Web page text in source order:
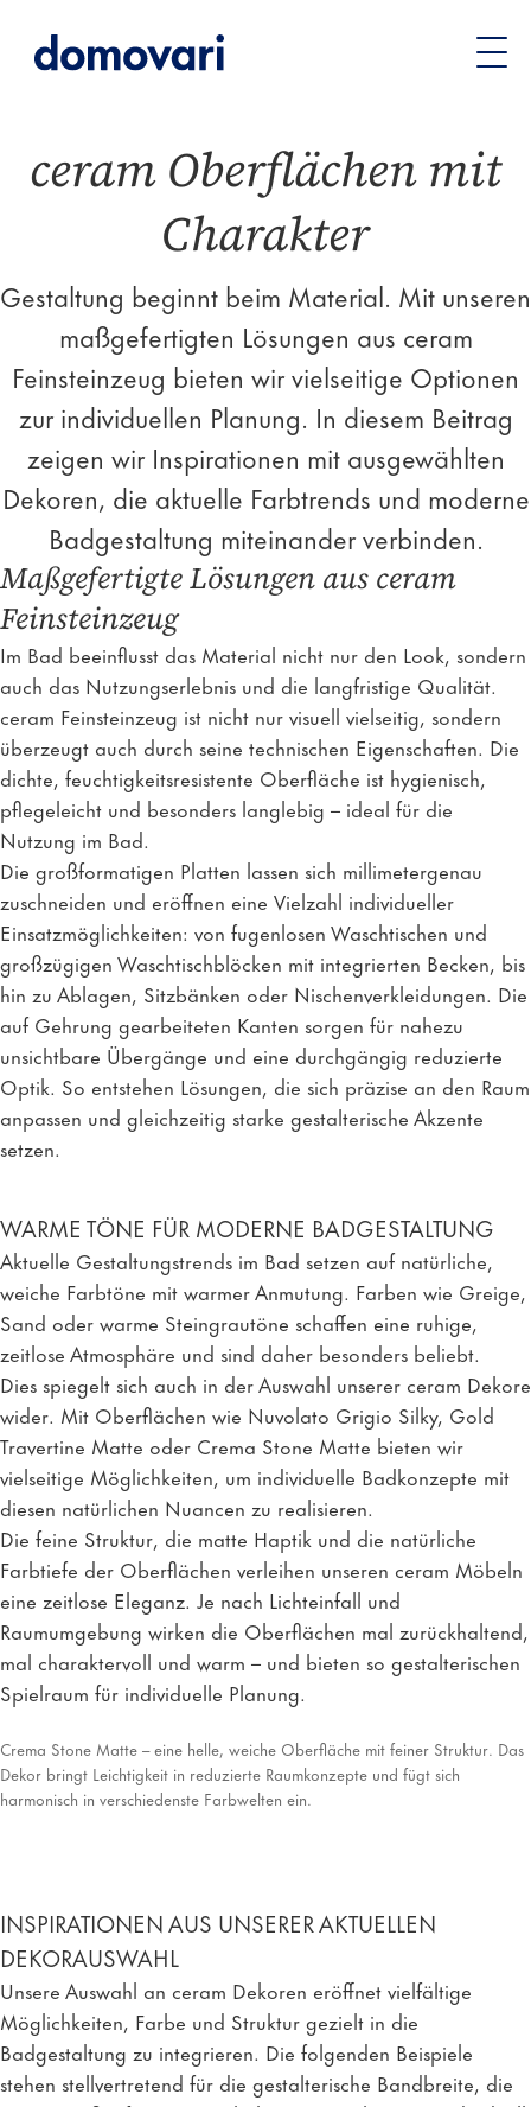
befinden
Unternehmen Stories
Charakter
ceram Oberflächen mit
Charakter
Gestaltung beginnt beim Material. Mit unseren
maßgefertigten Lösungen aus ceram
Feinsteinzeug bieten wir vielseitige Optionen
zur individuellen Planung. In diesem Beitrag
zeigen wir Inspirationen mit ausgewählten
Dekoren, die aktuelle Farbtrends und moderne
Badgestaltung miteinander verbinden.
Maßgefertigte Lösungen aus ceram
Feinsteinzeug
Im Bad beeinflusst das Material nicht nur den Look, sondern
auch das Nutzungserlebnis und die langfristige Qualität.
ceram Feinsteinzeug ist nicht nur visuell vielseitig, sondern
überzeugt auch durch seine technischen Eigenschaften. Die
dichte, feuchtigkeitsresistente Oberfläche ist hygienisch,
pflegeleicht und besonders langlebig – ideal für die
Nutzung im Bad.
Die großformatigen Platten lassen sich millimetergenau
zuschneiden und eröffnen eine Vielzahl individueller
Einsatzmöglichkeiten: von fugenlosen Waschtischen und
großzügigen Waschtischblöcken mit integrierten Becken, bis
hin zu Ablagen, Sitzbänken oder Nischenverkleidungen. Die
auf Gehrung gearbeiteten Kanten sorgen für nahezu
unsichtbare Übergänge und eine durchgängig reduzierte
Optik. So entstehen Lösungen, die sich präzise an den Raum
anpassen und gleichzeitig starke gestalterische Akzente
setzen.
WARME TÖNE FÜR MODERNE BADGESTALTUNG
Aktuelle Gestaltungstrends im Bad setzen auf natürliche,
weiche Farbtöne mit warmer Anmutung. Farben wie Greige,
Sand oder warme Steingrautöne schaffen eine ruhige,
zeitlose Atmosphäre und sind daher besonders beliebt.
Dies spiegelt sich auch in der Auswahl unserer ceram Dekore
wider. Mit Oberflächen wie Nuvolato Grigio Silky, Gold
Travertine Matte oder Crema Stone Matte bieten wir
vielseitige Möglichkeiten, um individuelle Badkonzepte mit
diesen natürlichen Nuancen zu realisieren.
Die feine Struktur, die matte Haptik und die natürliche
Farbtiefe der Oberflächen verleihen unseren ceram Möbeln
eine zeitlose Eleganz. Je nach Lichteinfall und
Raumumgebung wirken die Oberflächen mal zurückhaltend,
mal charaktervoll und warm – und bieten so gestalterischen
Spielraum für individuelle Planung.
Crema Stone Matte – eine helle, weiche Oberfläche mit feiner Struktur. Das
Dekor bringt Leichtigkeit in reduzierte Raumkonzepte und fügt sich
harmonisch in verschiedenste Farbwelten ein.
INSPIRATIONEN AUS UNSERER AKTUELLEN
DEKORAUSWAHL
Unsere Auswahl an ceram Dekoren eröffnet vielfältige
Möglichkeiten, Farbe und Struktur gezielt in die
Badgestaltung zu integrieren. Die folgenden Beispiele
stehen stellvertretend für die gestalterische Bandbreite, die